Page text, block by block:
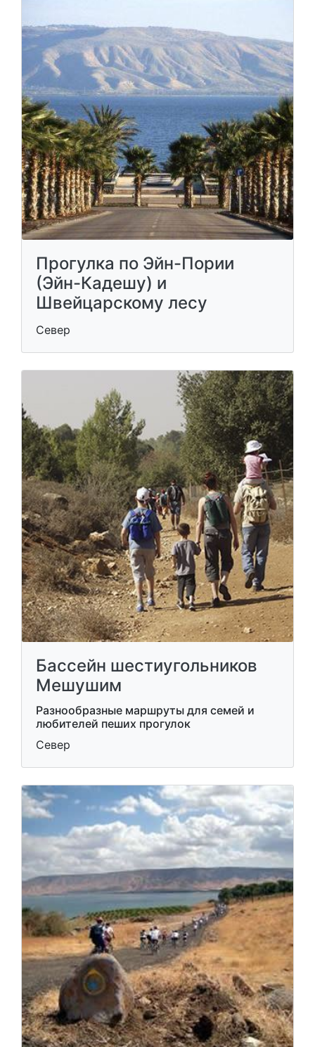
Прогулка по Эйн-Пории
(Эйн-Кадешу) и
Швейцарскому лесу
Север
Бассейн шестиугольников
Мешушим
Разнообразные маршруты для семей и
любителей пеших прогулок
Север